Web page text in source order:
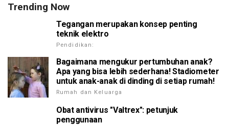
Trending Now
Tegangan merupakan konsep penting
teknik elektro
Pendidikan:
Bagaimana mengukur pertumbuhan anak?
Apa yang bisa lebih sederhana! Stadiometer
untuk anak-anak di dinding di setiap rumah!
Rumah dan Keluarga
Obat antivirus "Valtrex": petunjuk
penggunaan